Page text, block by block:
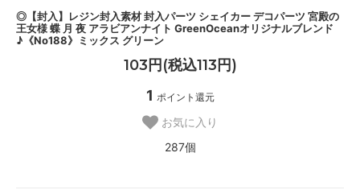
◎【封入】レジン封入素材 封入パーツ シェイカー デコパーツ 宮殿の
王女様 蝶 月 夜 アラビアンナイト GreenOceanオリジナルブレンド
♪《No188》ミックス グリーン
103円(税込113円)
1 ポイント還元
お気に入り
287個